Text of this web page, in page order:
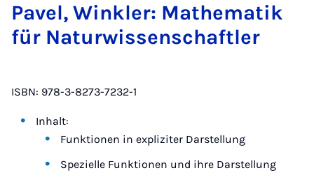
Pavel, Wink­ler: Math­em­atik
für Natur­wis­senschaftler
ISBN: 978-3-8273-7232-1
Inhalt:
Funktionen in expliziter Darstellung
Spezielle Funktionen und ihre Darstellung